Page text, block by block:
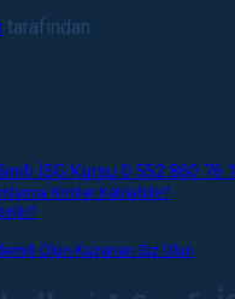
tarafından
İSG Kursu 0 552 860 76
Kimler Katılabilir?
Olun Kazanan Siz Olun